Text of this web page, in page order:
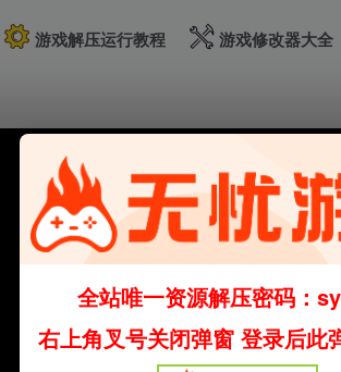
游戏解压运行教程 游戏修改器大全
全站唯一资源解压密码：
右上角叉号关闭弹窗 登录后此